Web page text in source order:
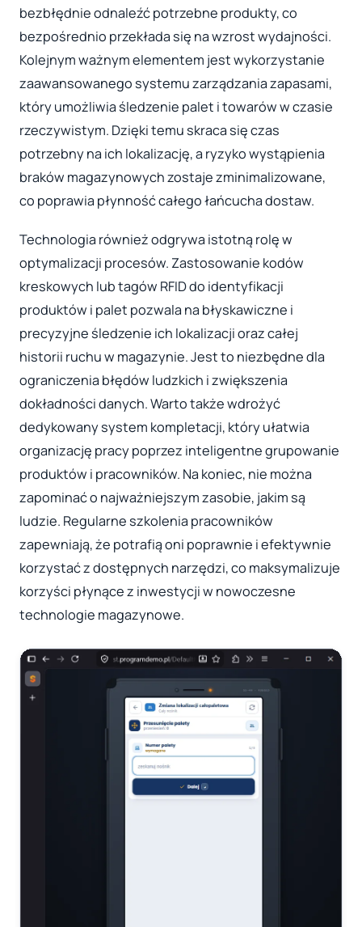
bezbłędnie odnaleźć potrzebne produkty, co
bezpośrednio przekłada się na wzrost wydajności.
Kolejnym ważnym elementem jest wykorzystanie
zaawansowanego systemu zarządzania zapasami,
który umożliwia śledzenie palet i towarów w czasie
rzeczywistym. Dzięki temu skraca się czas
potrzebny na ich lokalizację, a ryzyko wystąpienia
braków magazynowych zostaje zminimalizowane,
co poprawia płynność całego łańcucha dostaw.
Technologia również odgrywa istotną rolę w
optymalizacji procesów. Zastosowanie kodów
kreskowych lub tagów RFID do identyfikacji
produktów i palet pozwala na błyskawiczne i
precyzyjne śledzenie ich lokalizacji oraz całej
historii ruchu w magazynie. Jest to niezbędne dla
ograniczenia błędów ludzkich i zwiększenia
dokładności danych. Warto także wdrożyć
dedykowany system kompletacji, który ułatwia
organizację pracy poprzez inteligentne grupowanie
produktów i pracowników. Na koniec, nie można
zapominać o najważniejszym zasobie, jakim są
ludzie. Regularne szkolenia pracowników
zapewniają, że potrafią oni poprawnie i efektywnie
korzystać z dostępnych narzędzi, co maksymalizuje
korzyści płynące z inwestycji w nowoczesne
technologie magazynowe.